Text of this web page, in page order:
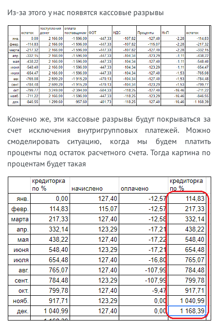
Из-за этого у нас появятся кассовые разрывы
Конечно же, эти кассовые разрывы будут покрываться за
счет исключения внутригрупповых платежей. Можно
смоделировать ситуацию, когда мы будем платить
проценты под остаток расчетного счета. Тогда картина по
процентам будет такая